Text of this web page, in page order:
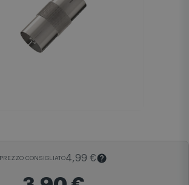
PREZZO CONSIGLIATO4,99 €